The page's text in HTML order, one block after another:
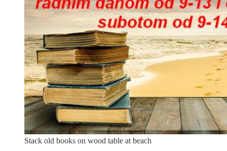
Stack old books on wood table at beach